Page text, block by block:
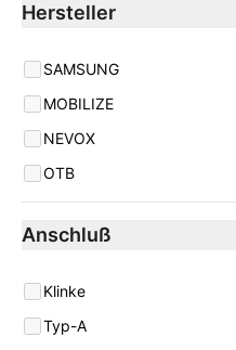
Hersteller
manufacturer
SAMSUNG
MOBILIZE
NEVOX
OTB
Anschluß
Anschluß
Klinke
Typ-A